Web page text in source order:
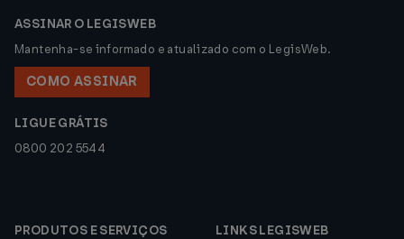
ASSINAR O LEGISWEB
Mantenha-se informado e atualizado com o LegisWeb.
COMO ASSINAR
LIGUE GRÁTIS
0800 202 5544
PRODUTOS E SERVIÇOS
LINKS LEGISWEB